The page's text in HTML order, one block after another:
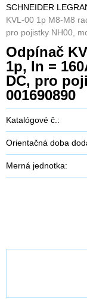
SCHNEIDER
KVL-00 1p M8-M8
pro pojistky NH00,
Odpínač
1p, In =
DC, pro
001690890
Katalógové č.:
Orientačná doba
Merná jednotka: